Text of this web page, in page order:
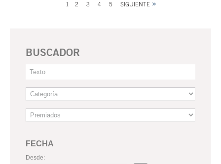
1 2 3 4 5 SIGUIENTE
BUSCADOR
FECHA
Desde: